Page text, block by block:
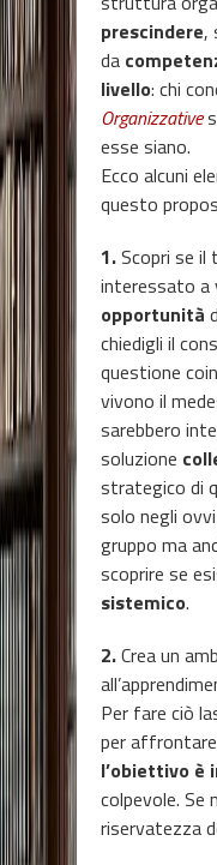
prescindere,
da
livello: chi
Organizzative
esse siano.
Ecco alcuni
questo
1.Scopri se
interessato a
opportunità
chiedigli il
questione
vivono il
sarebbero
soluzione
strategico di
solo negli
gruppo ma
scoprire se
sistemico.
2.Crea un
Per fare ciò
per
l’obiettivo è
colpevole. Se
riservatezza